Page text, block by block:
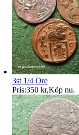
3st 1/4 Öre
Pris:350 kr,Köp nu.